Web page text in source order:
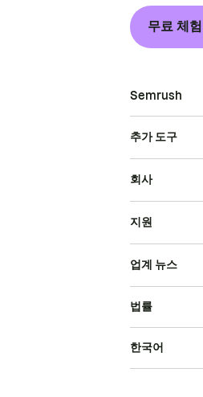
무료 체
Semrush
추가 도구
회사
지원
업계 뉴스
법률
한국어